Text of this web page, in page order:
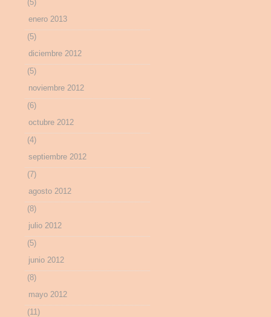
(5)
enero 2013
(5)
diciembre 2012
(5)
noviembre 2012
(6)
octubre 2012
(4)
septiembre 2012
(7)
agosto 2012
(8)
julio 2012
(5)
junio 2012
(8)
mayo 2012
(11)